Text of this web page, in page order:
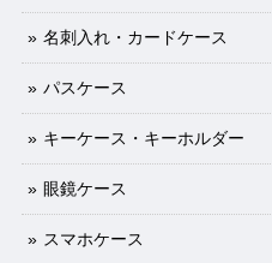
名刺入れ・カードケース
パスケース
キーケース・キーホルダー
眼鏡ケース
スマホケース